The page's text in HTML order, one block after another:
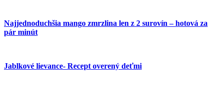
Najjednoduchšia mango zmrzlina len z 2 surovín – hotová za
pár minút
Jablkové lievance- Recept overený deťmi